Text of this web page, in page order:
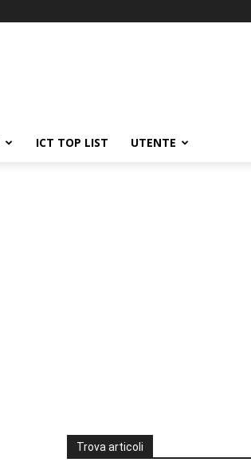
ICT TOP LIST UTENTE
Trova articoli